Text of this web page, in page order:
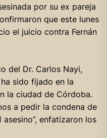
por su ex pareja
que este lunes
el juicio contra Fernán
del Dr. Carlos Nayi,
sido fijado en la
la ciudad de Córdoba.
a pedir la condena de
enfatizaron los